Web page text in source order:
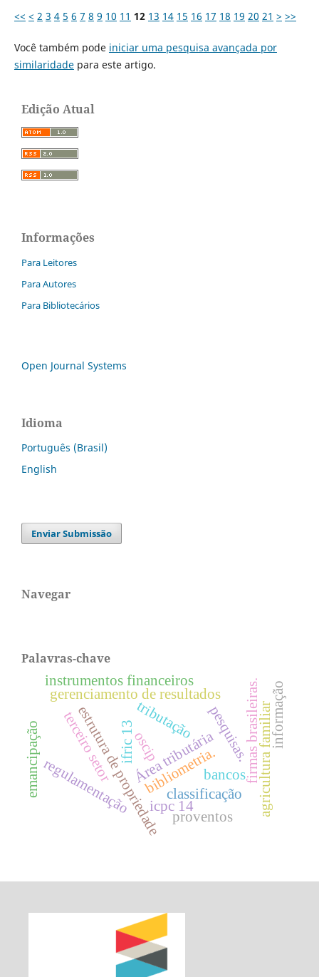
<< < 2 3 4 5 6 7 8 9 10 11 12 13 14 15 16 17 18 19 20 21 > >>
Você também pode iniciar uma pesquisa avançada por
similaridadepara este artigo.
Edição Atual
Informações
Para Leitores
Para Autores
Para Bibliotecários
Open Journal Systems
Idioma
Português (Brasil)
English
Enviar Submissão
Navegar
Palavras-chave
classificação
Área tributária
tributação
gerenciamento de resultados
estrutura de propriedade firmas brasileiras.agricultura familiar
bibliometria.bancos
regulamentação
instrumentos financeiros
pesquisas.
terceiro setor oscip
ifric 13
icpc 14
proventos
informação
emancipação